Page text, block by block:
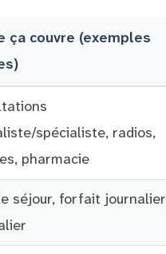
ça couvre (exemples
spécialiste, radios,
pharmacie
séjour, forfait journalier